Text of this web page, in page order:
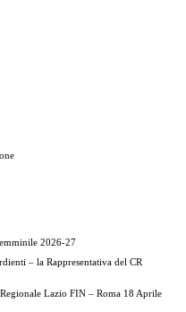
2026-27
– la Rappresentativa del CR
Lazio FIN – Roma 18 Aprile